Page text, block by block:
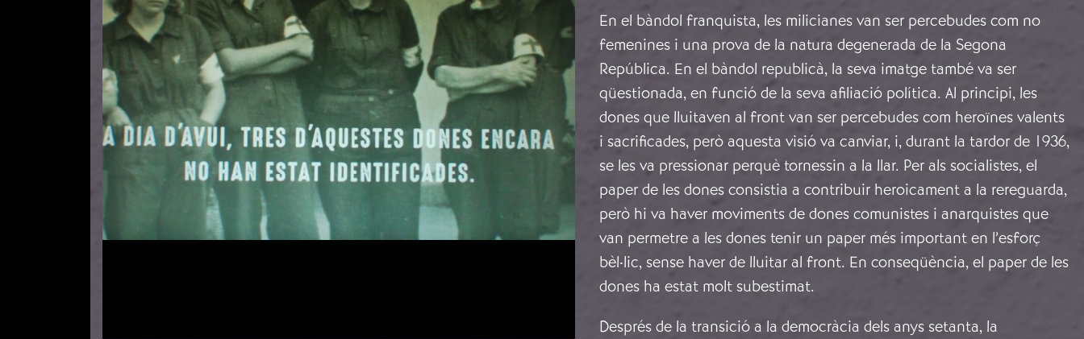
En el bàndol franquista, les milicianes van ser percebudes com no
femenines i una prova de la natura degenerada de la Segona
República. En el bàndol republicà, la seva imatge també va ser
qüestionada, en funció de la seva afiliació política. Al principi, les
dones que lluitaven al front van ser percebudes com heroïnes valents
i sacrificades, però aquesta visió va canviar, i, durant la tardor de 1936,
se les va pressionar perquè tornessin a la llar. Per als socialistes, el
paper de les dones consistia a contribuir heroicament a la rereguarda,
però hi va haver moviments de dones comunistes i anarquistes que
van permetre a les dones tenir un paper més important en l’esforç
bèl·lic, sense haver de lluitar al front. En conseqüència, el paper de les
dones ha estat molt subestimat.
Després de la transició a la democràcia dels anys setanta, la